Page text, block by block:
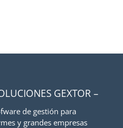
GEXTOR –
de gestión para
y grandes empresas